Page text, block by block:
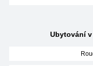
Ubytování